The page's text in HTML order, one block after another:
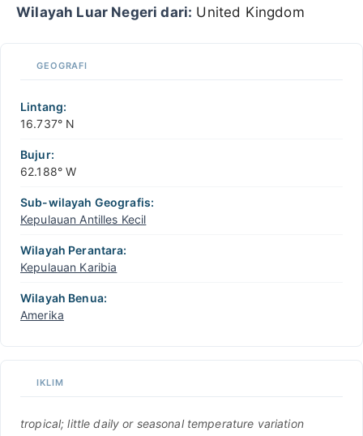
Wilayah Luar Negeri dari: United Kingdom
GEOGRAFI
Lintang:
16.737° N
Bujur:
62.188° W
Sub-wilayah Geografis:
Kepulauan Antilles Kecil
Wilayah Perantara:
Kepulauan Karibia
Wilayah Benua:
Amerika
IKLIM
tropical; little daily or seasonal temperature variation